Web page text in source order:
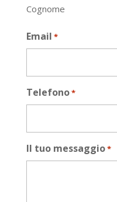
Cognome
Email *
Telefono*
Il tuo messaggio*